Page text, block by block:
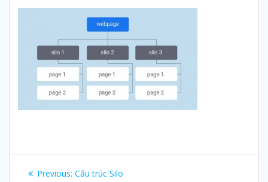
PostPrevious: Previous
Cấu trúc Silo